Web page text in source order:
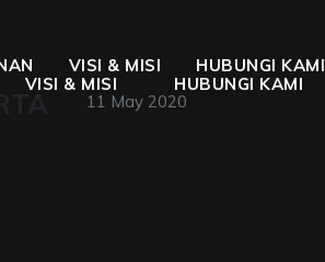
VISI & MISI
HUBUNGI KAMI
11 May 2020
VISI & MISI HUBUNGI KAMI